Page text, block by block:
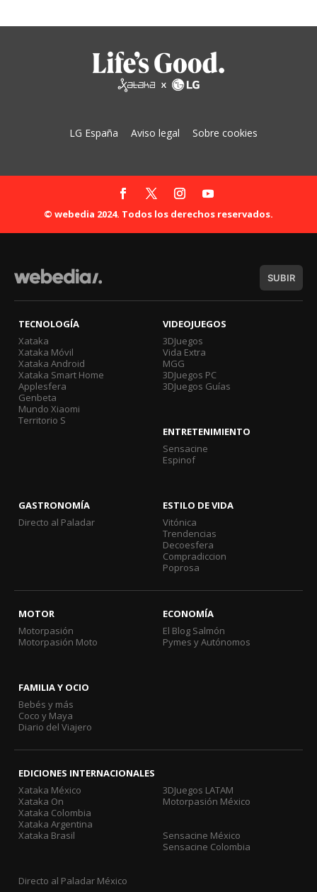
LG España Aviso legal Sobre cookies
© webedia 2024. Todos los derechos reservados.
SUBIR
TECNOLOGÍA
Xataka
Xataka Móvil
Xataka Android
Xataka Smart Home
Applesfera
Genbeta
Mundo Xiaomi
Territorio S
VIDEOJUEGOS
3DJuegos
Vida Extra
MGG
3DJuegos PC
3DJuegos Guías
ENTRETENIMIENTO
Sensacine
Espinof
GASTRONOMÍA
Directo al Paladar
ESTILO DE VIDA
Vitónica
Trendencias
Decoesfera
Compradiccion
Poprosa
MOTOR
Motorpasión
Motorpasión Moto
ECONOMÍA
El Blog Salmón
Pymes y Autónomos
FAMILIA Y OCIO
Bebés y más
Coco y Maya
Diario del Viajero
EDICIONES INTERNACIONALES
Xataka México
Xataka On
Xataka Colombia
Xataka Argentina
Xataka Brasil
3DJuegos LATAM
Motorpasión México
Sensacine México
Sensacine Colombia
Directo al Paladar México